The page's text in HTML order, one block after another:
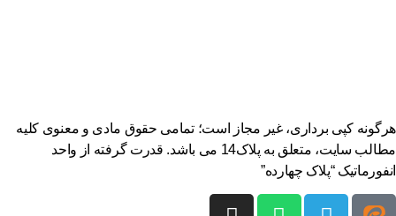
کپی برداری، غیر مجاز است؛ تمامی حقوق مادی و معنوی کلیه
مطالب سایت، متعلق به پلاک14 می باشد. قدرت گرفته از واحد
“پلاک چهارده”